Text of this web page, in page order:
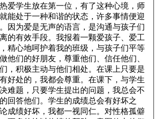
爱学生放在第一位，有了这种心境，师
能处于一种和谐的状态，许多事情便迎
因为爱是无声的语言，是沟通与孩子们
的有效手段。我报着一颗爱孩子、爱工
精心地呵护着我的班级，与孩子们平等
他们的好朋友，尊重他们、信任他们、
，积极主动与他们相处。在课上只要是
好处的，我都会尊重。在课下，与学生
难题，只要学生提出的问题，我总会不
回答他们。学生的成绩总会有好坏之
成绩好坏，我都一视同仁。对性格孤僻